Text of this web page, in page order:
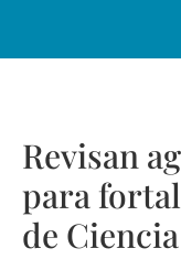
Revisan
para
de